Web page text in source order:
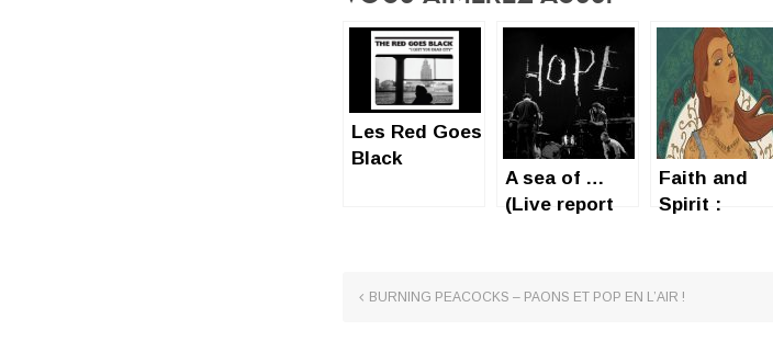
Les Red Goes
Black
A sea of …
(Live report
Faith and
Spirit :
BURNING PEACOCKS – PAONS ET POP EN L’AIR !